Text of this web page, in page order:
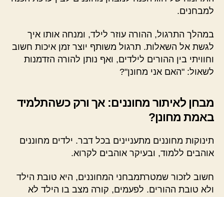
למבחנים.
במהלך התרגול, ההורה עוזר לילד, ומנחה אותו איך
לגשת אל השאלות. תרגול משותף יוצר זמן איכות חשוב
וחוויתי בין ההורים לילדים, ואף נותן להורה הזדמנות
לשאול: "האם אני מחונן"?
מבחן לאיתור מחוננים: אך ורק כשהתלמיד
באמת מחונן?
תינוקות מחוננים מתעניינים בכל דבר. ילדים מחוננים
אוהבים ללמוד, ובעיקר אוהבים לקרוא.
חשוב לזכור שמטרתמבחני המחוננים, היא טובת הילד
ולא טובת ההורים. לפעמים, קורה מצב בו הילד לא